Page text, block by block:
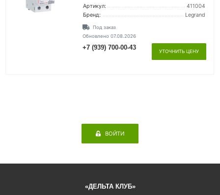
Артикул:
411004
Бренд:
Legrand
Под заказ
Обновлено 07.08.2026
+7 (939) 700-00-43
УТОЧНИТЬ ЦЕНУ
ВОЙТИ
«ДЕЛЬТА КЛУБ»